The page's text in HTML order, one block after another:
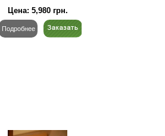
Цена: 5,980грн.
Подробнее